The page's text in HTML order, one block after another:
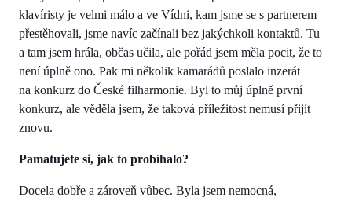
klavíristy je velmi málo a ve Vídni, kam jsme se s partnerem
přestěhovali, jsme navíc začínali bez jakýchkoli kontaktů. Tu
a tam jsem hrála, občas učila, ale pořád jsem měla pocit, že to
není úplně ono. Pak mi několik kamarádů poslalo inzerát
na konkurz do České filharmonie. Byl to můj úplně první
konkurz, ale věděla jsem, že taková příležitost nemusí přijít
znovu.
Pamatujete si, jak to probíhalo?
Docela dobře a zároveň vůbec. Byla jsem nemocná,